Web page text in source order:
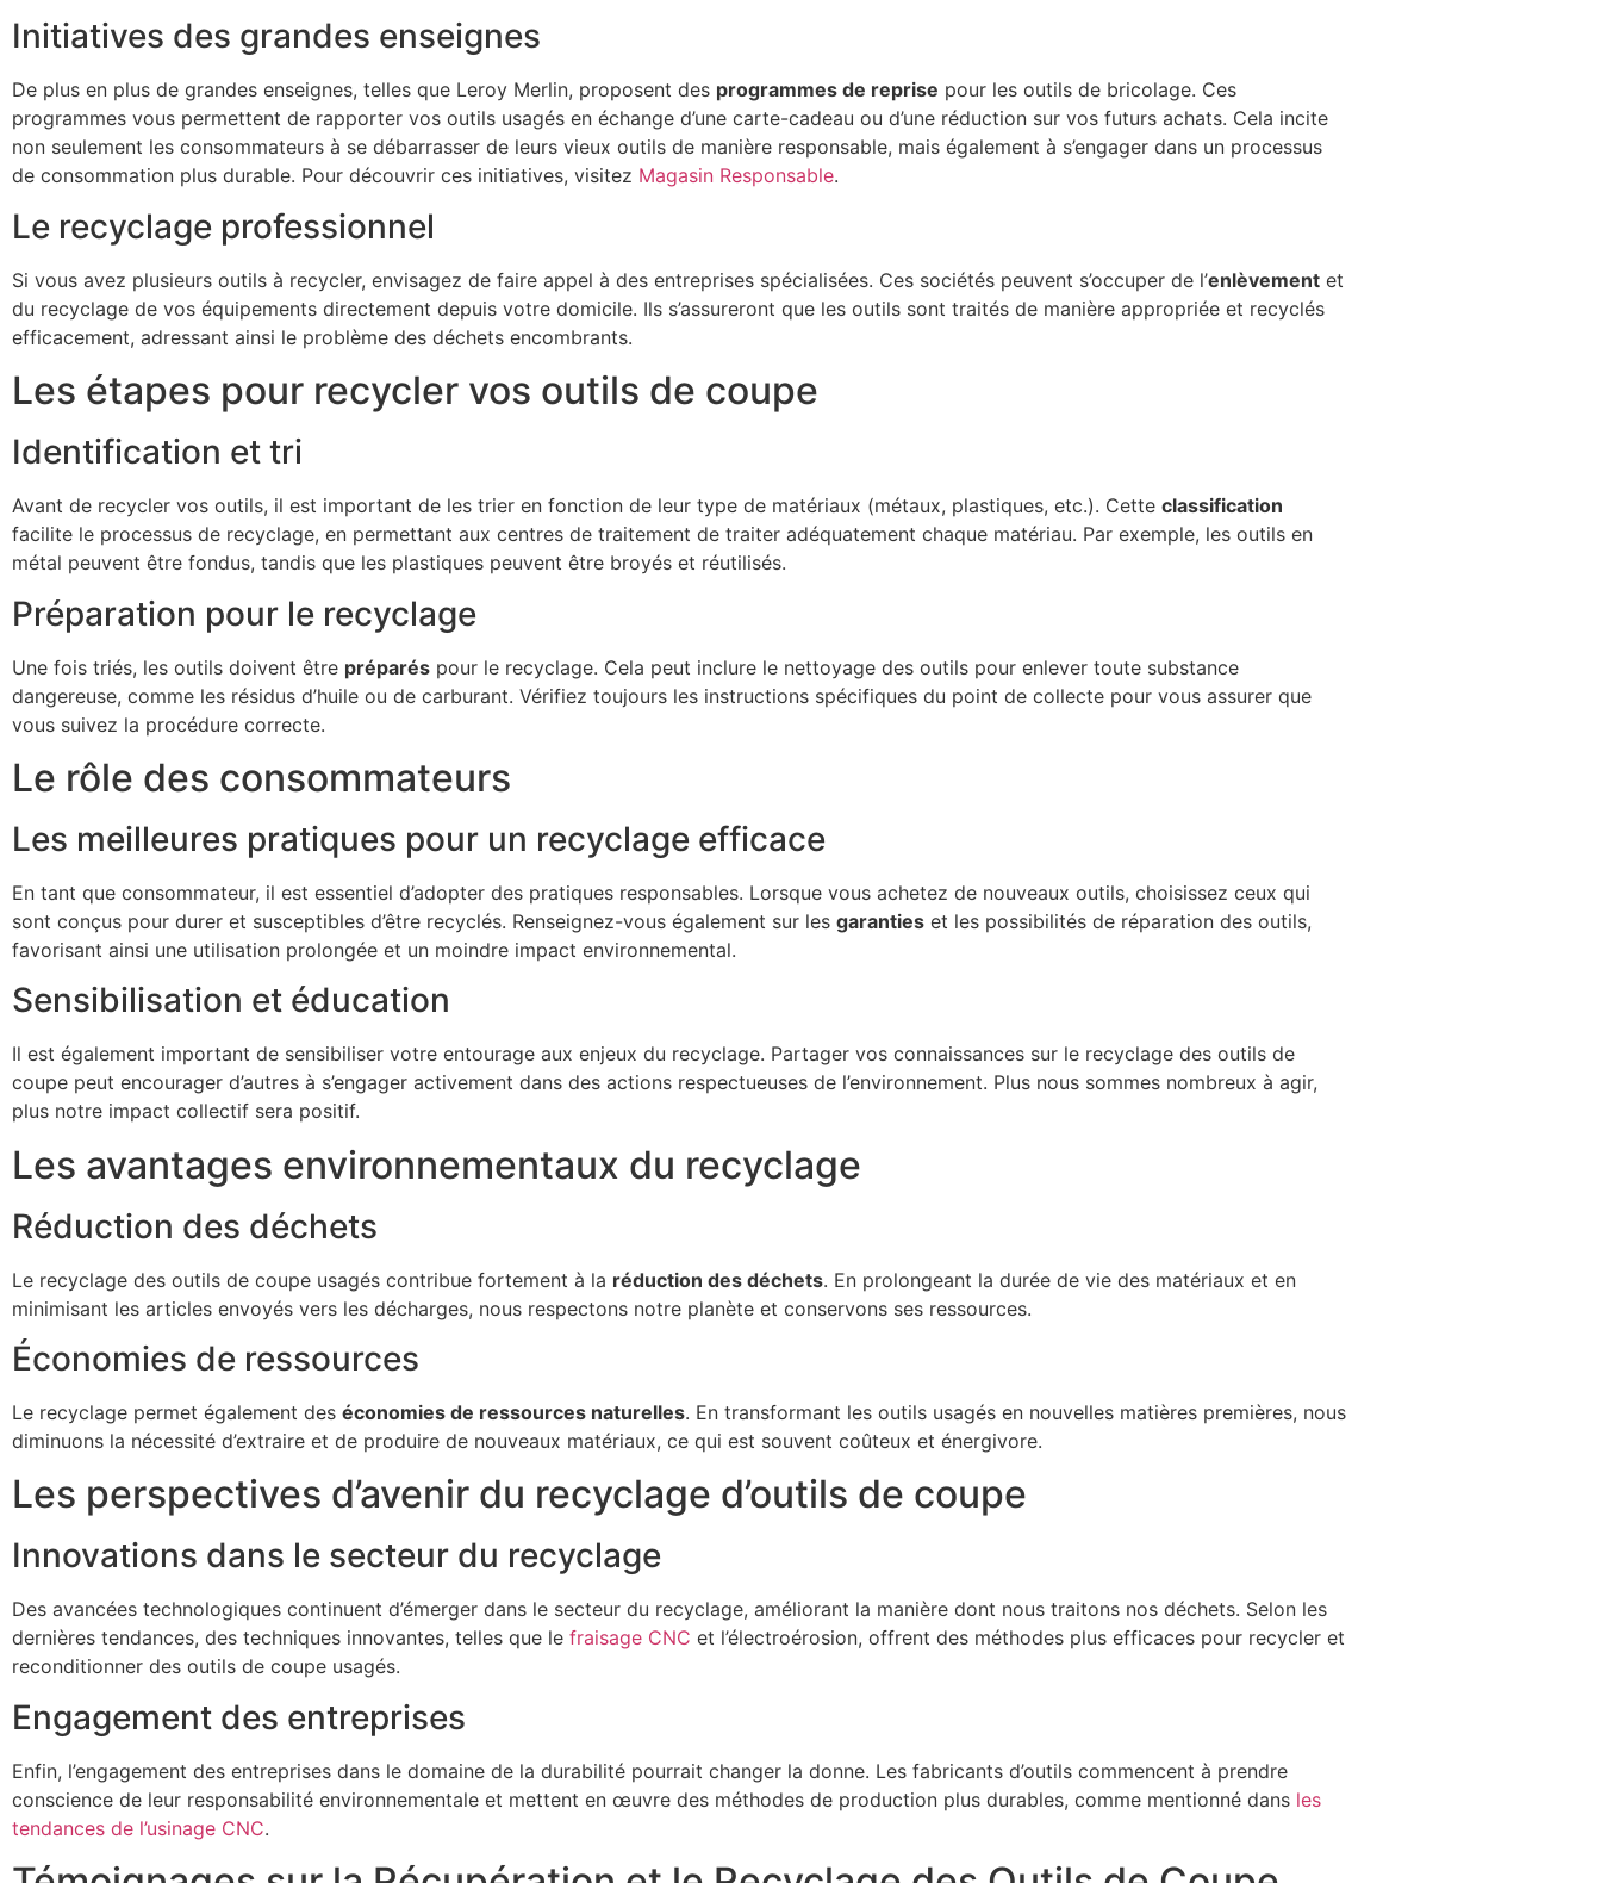
Initiatives des grandes enseignes
De plus en plus de grandes enseignes, telles que Leroy Merlin, proposent des programmes de reprise pour les outils de bricolage. Ces
programmes vous permettent de rapporter vos outils usagés en échange d’une carte-cadeau ou d’une réduction sur vos futurs achats. Cela incite
non seulement les consommateurs à se débarrasser de leurs vieux outils de manière responsable, mais également à s’engager dans un processus
de consommation plus durable. Pour découvrir ces initiatives, visitez Magasin Responsable.
Le recyclage professionnel
Si vous avez plusieurs outils à recycler, envisagez de faire appel à des entreprises spécialisées. Ces sociétés peuvent s’occuper de l’enlèvement et
du recyclage de vos équipements directement depuis votre domicile. Ils s’assureront que les outils sont traités de manière appropriée et recyclés
efficacement, adressant ainsi le problème des déchets encombrants.
Les étapes pour recycler vos outils de coupe
Identification et tri
Avant de recycler vos outils, il est important de les trier en fonction de leur type de matériaux (métaux, plastiques, etc.). Cette classification
facilite le processus de recyclage, en permettant aux centres de traitement de traiter adéquatement chaque matériau. Par exemple, les outils en
métal peuvent être fondus, tandis que les plastiques peuvent être broyés et réutilisés.
Préparation pour le recyclage
Une fois triés, les outils doivent être préparés pour le recyclage. Cela peut inclure le nettoyage des outils pour enlever toute substance
dangereuse, comme les résidus d’huile ou de carburant. Vérifiez toujours les instructions spécifiques du point de collecte pour vous assurer que
vous suivez la procédure correcte.
Le rôle des consommateurs
Les meilleures pratiques pour un recyclage efficace
En tant que consommateur, il est essentiel d’adopter des pratiques responsables. Lorsque vous achetez de nouveaux outils, choisissez ceux qui
sont conçus pour durer et susceptibles d’être recyclés. Renseignez-vous également sur les garanties et les possibilités de réparation des outils,
favorisant ainsi une utilisation prolongée et un moindre impact environnemental.
Sensibilisation et éducation
Il est également important de sensibiliser votre entourage aux enjeux du recyclage. Partager vos connaissances sur le recyclage des outils de
coupe peut encourager d’autres à s’engager activement dans des actions respectueuses de l’environnement. Plus nous sommes nombreux à agir,
plus notre impact collectif sera positif.
Les avantages environnementaux du recyclage
Réduction des déchets
Le recyclage des outils de coupe usagés contribue fortement à la réduction des déchets. En prolongeant la durée de vie des matériaux et en
minimisant les articles envoyés vers les décharges, nous respectons notre planète et conservons ses ressources.
Économies de ressources
Le recyclage permet également des économies de ressources naturelles. En transformant les outils usagés en nouvelles matières premières, nous
diminuons la nécessité d’extraire et de produire de nouveaux matériaux, ce qui est souvent coûteux et énergivore.
Les perspectives d’avenir du recyclage d’outils de coupe
Innovations dans le secteur du recyclage
Des avancées technologiques continuent d’émerger dans le secteur du recyclage, améliorant la manière dont nous traitons nos déchets. Selon les
dernières tendances, des techniques innovantes, telles que le fraisage CNC et l’électroérosion, offrent des méthodes plus efficaces pour recycler et
reconditionner des outils de coupe usagés.
Engagement des entreprises
Enfin, l’engagement des entreprises dans le domaine de la durabilité pourrait changer la donne. Les fabricants d’outils commencent à prendre
conscience de leur responsabilité environnementale et mettent en œuvre des méthodes de production plus durables, comme mentionné dans les
tendances de l’usinage CNC.